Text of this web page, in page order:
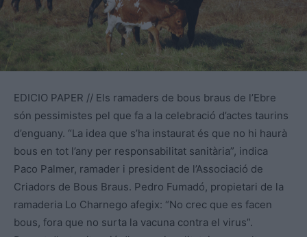
EDICIO PAPER // Els ramaders de bous braus de l’Ebre
són pessimistes pel que fa a la celebració d’actes taurins
d’enguany. “La idea que s’ha instaurat és que no hi haurà
bous en tot l’any per responsabilitat sanitària”, indica
Paco Palmer, ramader i president de l’Associació de
Criadors de Bous Braus. Pedro Fumadó, propietari de la
ramaderia Lo Charnego afegix: “No crec que es facen
bous, fora que no surta la vacuna contra el virus”.